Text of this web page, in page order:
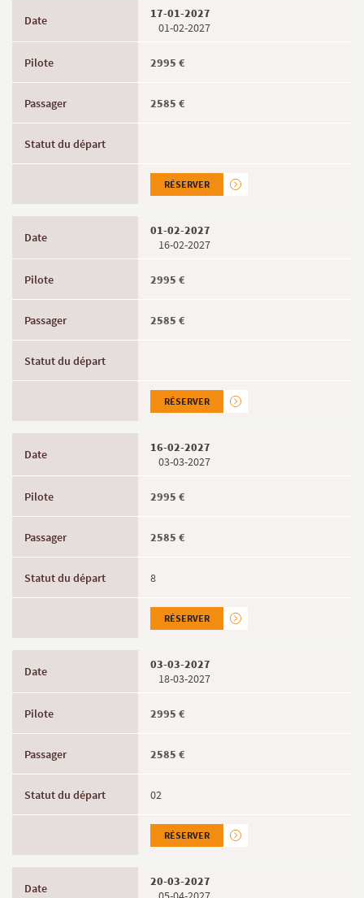
17-01-2027
01-02-2027
2995 €
2585 €
RÉSERVER
01-02-2027
16-02-2027
2995 €
2585 €
RÉSERVER
16-02-2027
03-03-2027
2995 €
2585 €
8
RÉSERVER
03-03-2027
18-03-2027
2995 €
2585 €
02
RÉSERVER
20-03-2027